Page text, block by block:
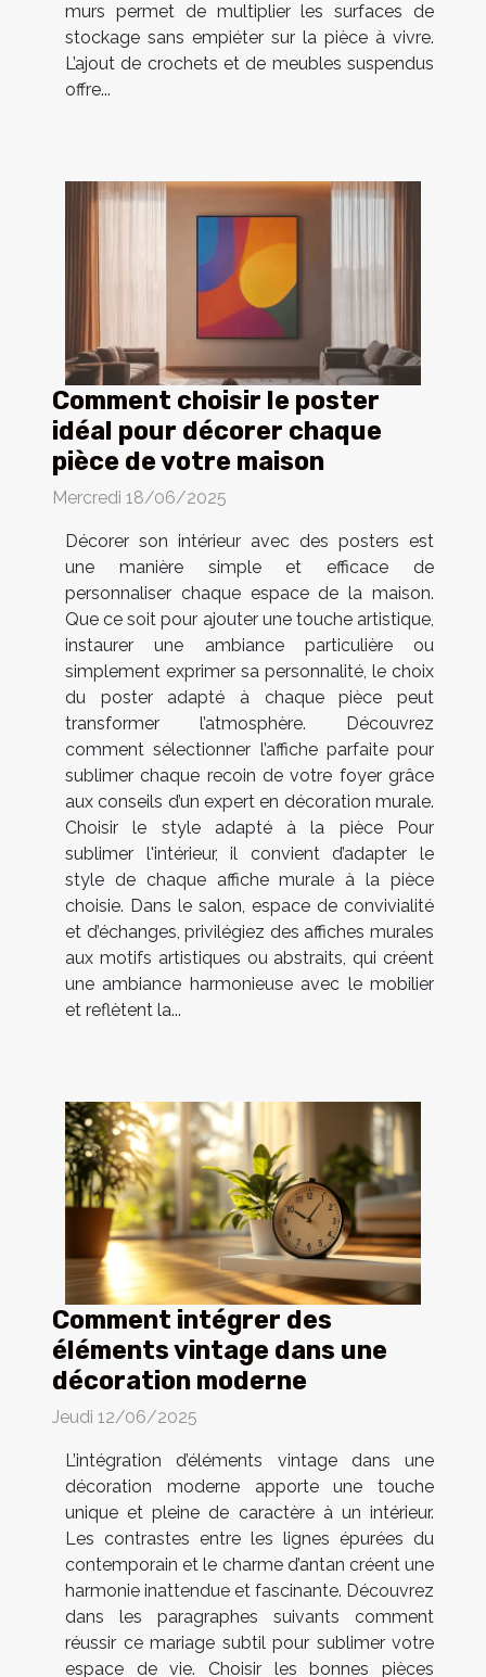
murs permet de multiplier les surfaces de
stockage sans empiéter sur la pièce à vivre.
L’ajout de crochets et de meubles suspendus
offre...
Comment choisir le poster
idéal pour décorer chaque
pièce de votre maison
Mercredi 18/06/2025
Décorer son intérieur avec des posters est
une manière simple et efficace de
personnaliser chaque espace de la maison.
Que ce soit pour ajouter une touche artistique,
instaurer une ambiance particulière ou
simplement exprimer sa personnalité, le choix
du poster adapté à chaque pièce peut
transformer l’atmosphère. Découvrez
comment sélectionner l’affiche parfaite pour
sublimer chaque recoin de votre foyer grâce
aux conseils d’un expert en décoration murale.
Choisir le style adapté à la pièce Pour
sublimer l'intérieur, il convient d’adapter le
style de chaque affiche murale à la pièce
choisie. Dans le salon, espace de convivialité
et d’échanges, privilégiez des affiches murales
aux motifs artistiques ou abstraits, qui créent
une ambiance harmonieuse avec le mobilier
et reflètent la...
Comment intégrer des
éléments vintage dans une
décoration moderne
Jeudi 12/06/2025
L’intégration d’éléments vintage dans une
décoration moderne apporte une touche
unique et pleine de caractère à un intérieur.
Les contrastes entre les lignes épurées du
contemporain et le charme d’antan créent une
harmonie inattendue et fascinante. Découvrez
dans les paragraphes suivants comment
réussir ce mariage subtil pour sublimer votre
espace de vie. Choisir les bonnes pièces